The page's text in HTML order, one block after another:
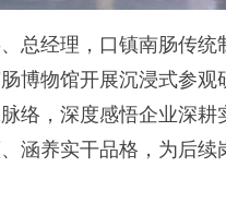
经理，口镇南肠传统
博物馆开展沉浸式参观
络，深度感悟企业深耕
涵养实干品格，为后续